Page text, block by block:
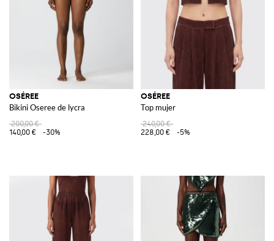
OSÉREE
Bikini Oseree de lycra
200,00 €
140,00 €
-30%
OSÉREE
Top mujer
240,00 €
228,00 €
-5%